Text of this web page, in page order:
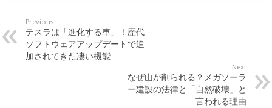
Previous
テスラは「進化する車」！歴代
ソフトウェアアップデートで追
加されてきた凄い機能
Next
なぜ山が削られる？メガソーラ
ー建設の法律と「自然破壊」と
言われる理由